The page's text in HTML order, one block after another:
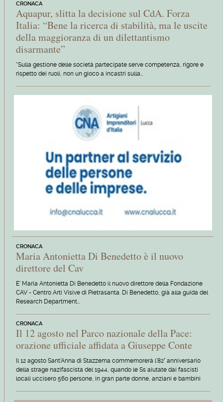
CRONACA
Aquapur, slitta la decisione sul CdA. Forza
Italia: “Bene la ricerca di stabilità, ma le uscite
della maggioranza di un dilettantismo
disarmante”
“Sulla gestione delle società partecipate serve competenza, rigore e
rispetto dei ruoli, non un gioco a incastri sulla…
CRONACA
Maria Antonietta Di Benedetto è il nuovo
direttore del Cav
E' Maria Antonietta Di Benedetto il nuovo direttore della Fondazione
CAV - Centro Arti Visive di Pietrasanta. Di Benedetto, già alla guida del
Research Department…
CRONACA
Il 12 agosto nel Parco nazionale della Pace:
orazione ufficiale affidata a Giuseppe Conte
Il 12 agosto Sant'Anna di Stazzema commemorerà l'82° anniversario
della strage nazifascista del 1944, quando le Ss aiutate dai fascisti
locali uccisero 560 persone, in gran parte donne, anziani e bambini